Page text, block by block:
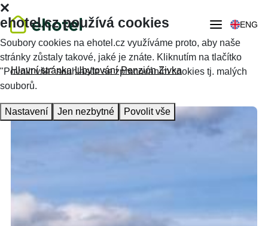
ENG
Hlavní stránka Ubytování Penzión Zivka
ehotel.cz používá cookies
Soubory cookies na ehotel.cz využíváme proto, aby naše
stránky zůstaly takové, jaké je znáte. Kliknutím na tlačítko
"Povolit vše" souhlasíte se zpracováním cookies tj. malých
souborů.
Nastavení Jen nezbytné Povolit vše